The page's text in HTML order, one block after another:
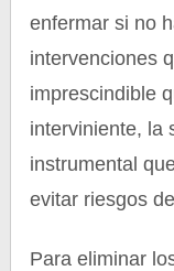
enfermar si no
intervenciones
imprescindible
interviniente, la
instrumental
evitar riesgos
Para eliminar